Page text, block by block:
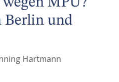
und
Hartmann